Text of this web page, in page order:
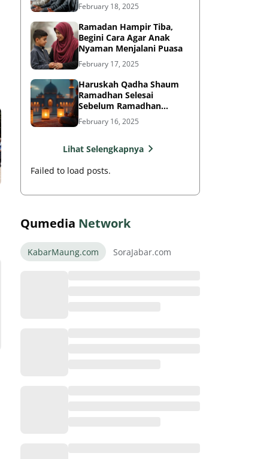
February 18, 2025
Ramadan Hampir Tiba,
Begini Cara Agar Anak
Nyaman Menjalani Puasa
February 17, 2025
Haruskah Qadha Shaum
Ramadhan Selesai
Sebelum Ramadhan
Berikutnya?
February 16, 2025
Lihat Selengkapnya
Failed to load posts.
Qumedia Network
KabarMaung.com SoraJabar.com